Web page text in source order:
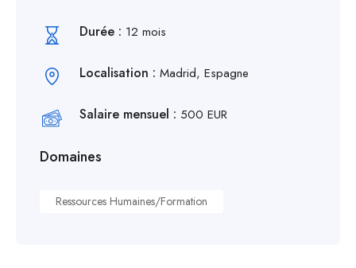
Durée : 12 mois
Localisation : Madrid, Espagne
Salaire mensuel : 500 EUR
Domaines
Ressources Humaines/Formation